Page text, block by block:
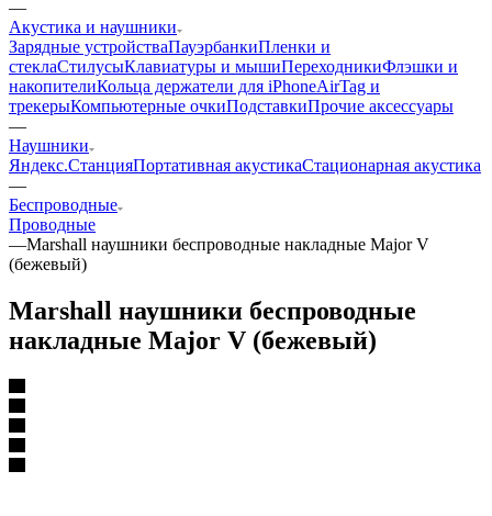
—
Акустика и наушники
Зарядные устройстваПауэрбанкиПленки и
стеклаСтилусыКлавиатуры и мышиПереходникиФлэшки и
накопителиКольца держатели для iPhoneAirTag и
трекерыКомпьютерные очкиПодставкиПрочие аксессуары
—
Наушники
Яндекс.СтанцияПортативная акустикаСтационарная акустика
—
Беспроводные
Проводные
—Marshall наушники беспроводные накладные Major V
(бежевый)
Marshall наушники беспроводные
накладные Major V (бежевый)